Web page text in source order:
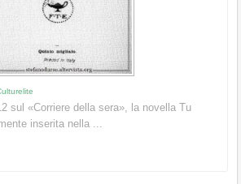
sul «Corriere della sera», la novella Tu
inserita nella ...